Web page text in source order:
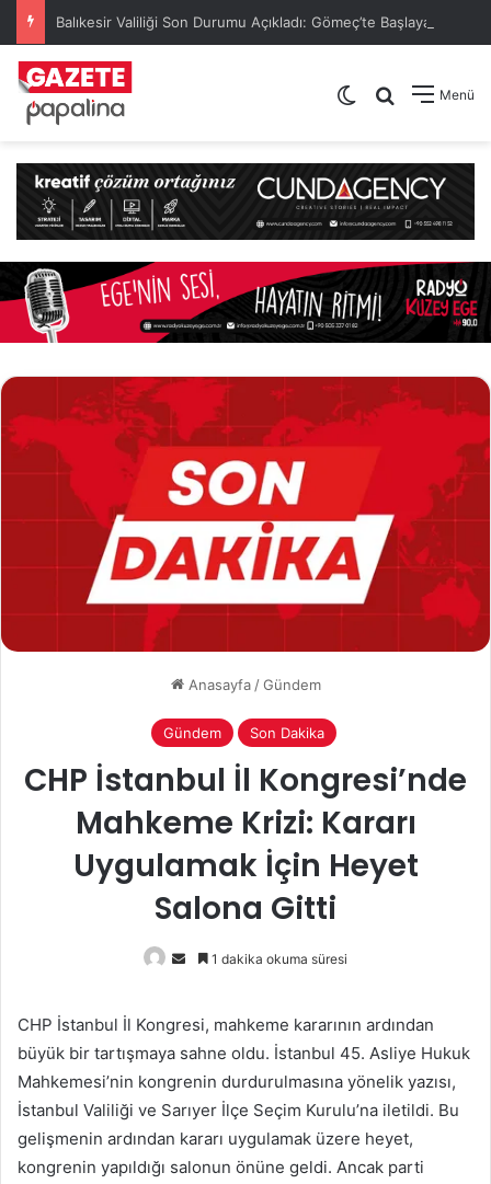
Menü
Arama yap
Dış görünümü
Anasayfa / Gündem
Gündem Son Dakika
CHP İstanbul İl Kongresi’nde
Mahkeme Krizi: Kararı
Uygulamak İçin Heyet
Salona Gitti
Bir
göndermek
1 dakika okuma süresi
CHP İstanbul İl Kongresi, mahkeme kararının ardından
büyük bir tartışmaya sahne oldu. İstanbul 45. Asliye Hukuk
Mahkemesi’nin kongrenin durdurulmasına yönelik yazısı,
İstanbul Valiliği ve Sarıyer İlçe Seçim Kurulu’na iletildi. Bu
gelişmenin ardından kararı uygulamak üzere heyet,
kongrenin yapıldığı salonun önüne geldi. Ancak parti